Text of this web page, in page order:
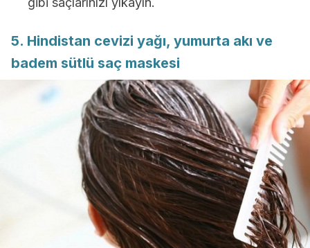
5. Hindistan cevizi yağı, yumurta akı ve
badem sütlü saç maskesi